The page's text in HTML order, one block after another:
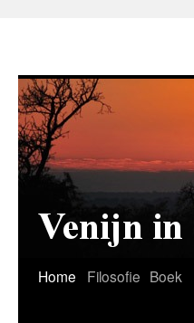
Home Filosofie Boek